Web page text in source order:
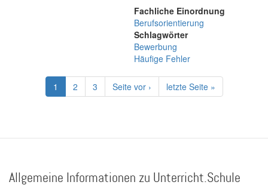
Fachliche Einordnung
Berufsorientierung
Schlagwörter
Bewerbung
Häufige Fehler
Seitennummerierung
Aktuelle
Seite
1 Page
2 Page
3
Nächste
Seite
Seite vor ›
Letzte
Seite
letzte Seite »
Allgemeine Informationen zu Unterricht.Schule